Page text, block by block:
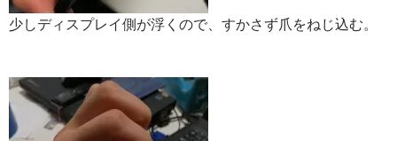
少しディスプレイ側が浮くので、すかさず爪をねじ込む。